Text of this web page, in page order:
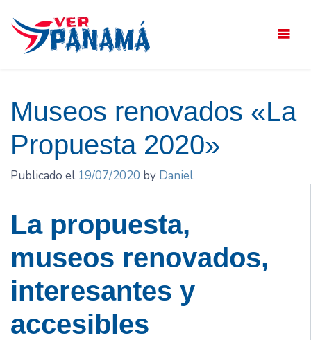
contenido
Museos renovados «La
Propuesta 2020»
Publicado el 19/07/2020 by Daniel
La propuesta,
museos renovados,
interesantes y
accesibles